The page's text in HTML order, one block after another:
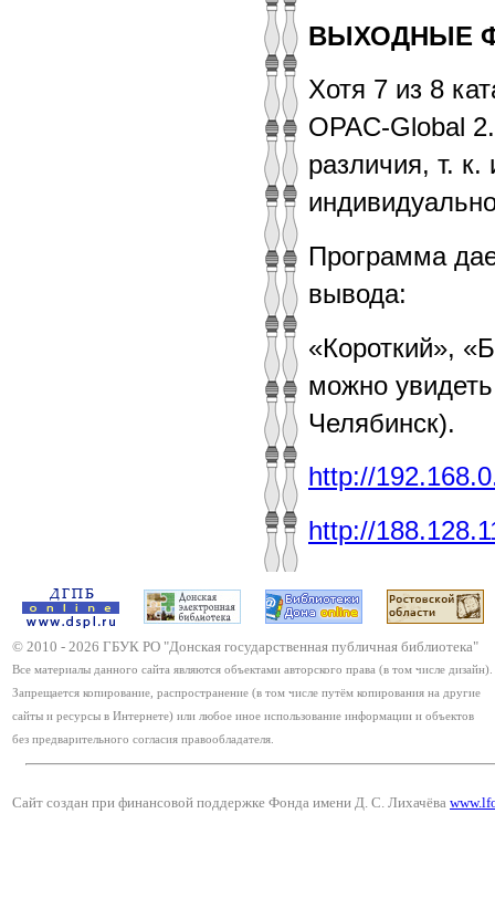
ВЫХОДНЫЕ
Хотя 7 из 8
OPAC-Global
различия, т. к.
Программа
вывода:
«Короткий»,
можно
Челябинск).
http://
http://
© 2010 - 2026 ГБУК РО "Донская государственная публичная библиотека"
Все материалы данного сайта являются объектами авторского права (в том числе дизайн).
Запрещается копирование, распространение (в том числе путём копирования на другие
сайты и ресурсы в Интернете) или любое иное использование информации и объектов
без предварительного согласия правообладателя.
Сайт создан при финансовой поддержке Фонда имени Д. С. Лихачёва